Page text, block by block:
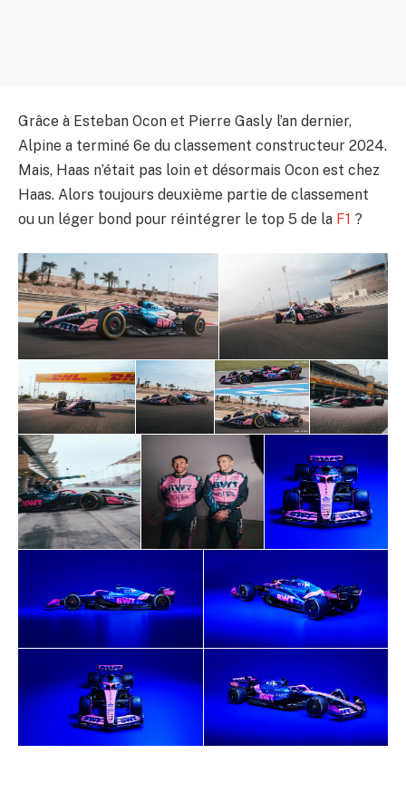
Grâce à Esteban Ocon et Pierre Gasly l’an dernier,
Alpine a terminé 6e du classement constructeur 2024.
Mais, Haas n’était pas loin et désormais Ocon est chez
Haas. Alors toujours deuxième partie de classement
ou un léger bond pour réintégrer le top 5 de la F1 ?